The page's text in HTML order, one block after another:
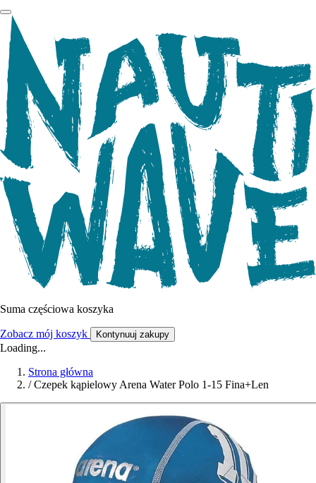
Suma częściowa koszyka
Zobacz mój koszyk Kontynuuj zakupy
Loading...
Strona główna
/ Czepek kąpielowy Arena Water Polo 1-15 Fina+Len